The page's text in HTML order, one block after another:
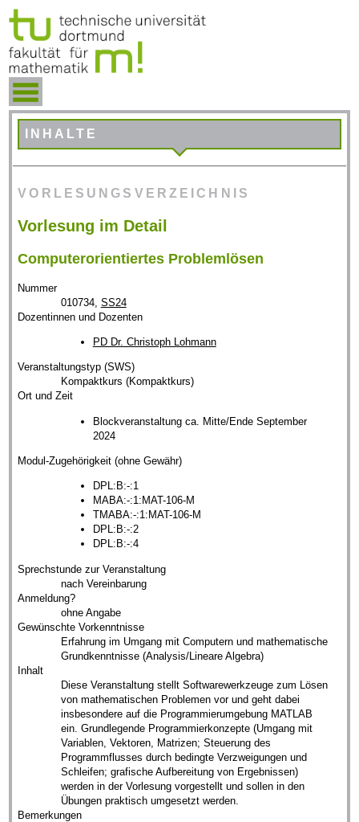
INHALTE
VORLESUNGSVERZEICHNIS
Vorlesung im Detail
Computerorientiertes Problemlösen
Nummer
010734, SS24
Dozentinnen und Dozenten
PD Dr. Christoph Lohmann
Veranstaltungstyp (SWS)
Kompaktkurs (Kompaktkurs)
Ort und Zeit
Blockveranstaltung ca. Mitte/Ende September
2024
Modul-Zugehörigkeit (ohne Gewähr)
DPL:B:-:1
MABA:-:1:MAT-106-M
TMABA:-:1:MAT-106-M
DPL:B:-:2
DPL:B:-:4
Sprechstunde zur Veranstaltung
nach Vereinbarung
Anmeldung?
ohne Angabe
Gewünschte Vorkenntnisse
Erfahrung im Umgang mit Computern und mathematische
Grundkenntnisse (Analysis/Lineare Algebra)
Inhalt
Diese Veranstaltung stellt Softwarewerkzeuge zum Lösen
von mathematischen Problemen vor und geht dabei
insbesondere auf die Programmierumgebung MATLAB
ein. Grundlegende Programmierkonzepte (Umgang mit
Variablen, Vektoren, Matrizen; Steuerung des
Programmflusses durch bedingte Verzweigungen und
Schleifen; grafische Aufbereitung von Ergebnissen)
werden in der Vorlesung vorgestellt und sollen in den
Übungen praktisch umgesetzt werden.
Bemerkungen